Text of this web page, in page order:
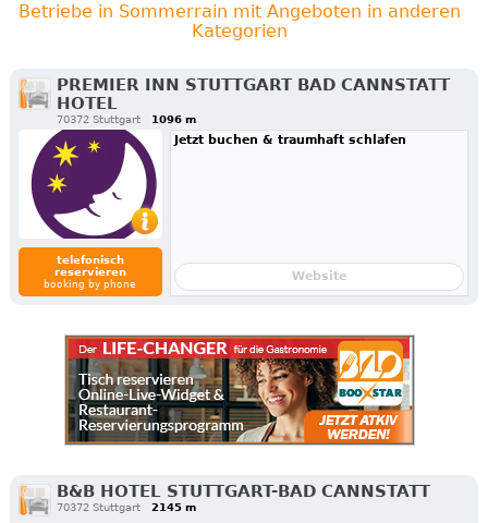
Betriebe in Sommerrain mit Angeboten in anderen
Kategorien
PREMIER INN STUTTGART BAD CANNSTATT
HOTEL
70372 Stuttgart 1096 m
telefonisch
reservieren
booking by phone
Jetzt buchen & traumhaft schlafen
Website
B&B HOTEL STUTTGART-BAD CANNSTATT
70372 Stuttgart 2145 m